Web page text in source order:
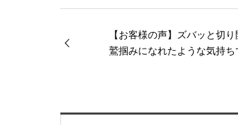
【お客様の声】ズバッと切
鷲掴みになれたような気持ち